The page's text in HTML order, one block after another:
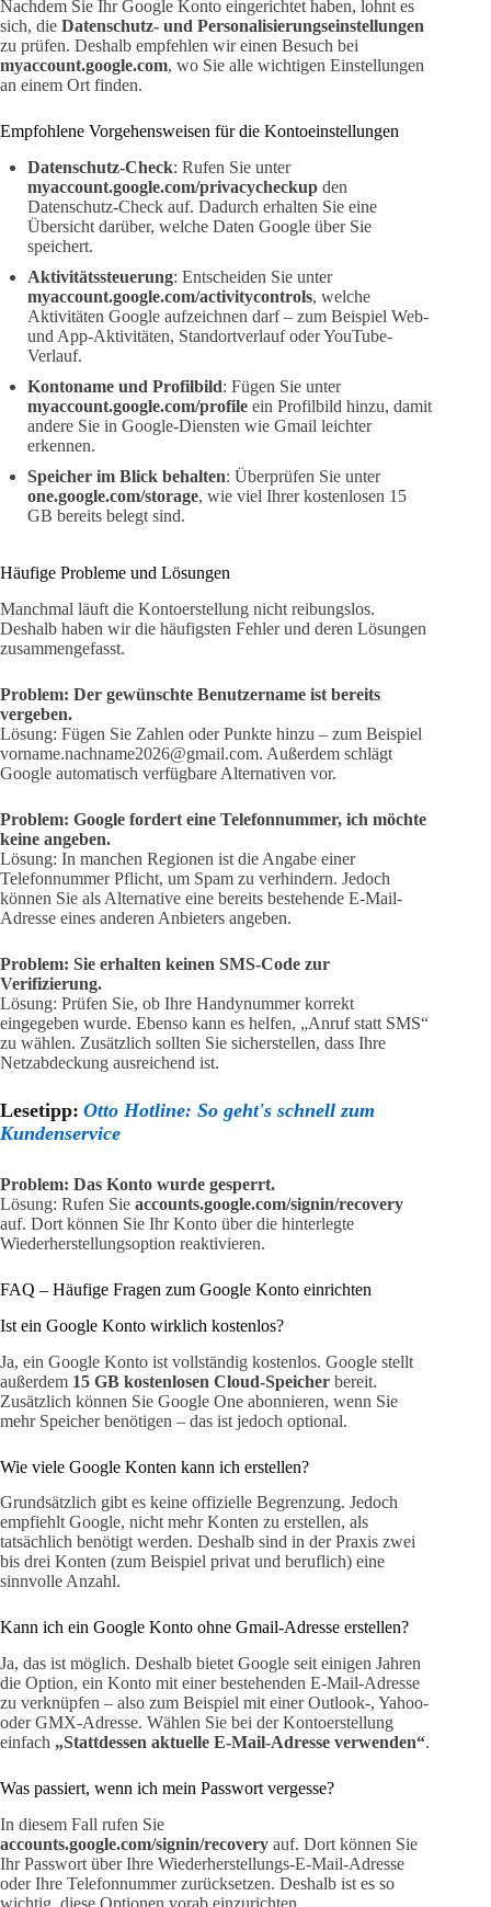
Nachdem Sie Ihr Google Konto eingerichtet haben, lohnt es
sich, die Datenschutz- und Personalisierungseinstellungen
zu prüfen. Deshalb empfehlen wir einen Besuch bei
myaccount.google.com, wo Sie alle wichtigen Einstellungen
an einem Ort finden.
Empfohlene Vorgehensweisen für die Kontoeinstellungen
Datenschutz-Check: Rufen Sie unter
myaccount.google.com/privacycheckup den
Datenschutz-Check auf. Dadurch erhalten Sie eine
Übersicht darüber, welche Daten Google über Sie
speichert.
Aktivitätssteuerung: Entscheiden Sie unter
myaccount.google.com/activitycontrols, welche
Aktivitäten Google aufzeichnen darf – zum Beispiel Web-
und App-Aktivitäten, Standortverlauf oder YouTube-
Verlauf.
Kontoname und Profilbild: Fügen Sie unter
myaccount.google.com/profile ein Profilbild hinzu, damit
andere Sie in Google-Diensten wie Gmail leichter
erkennen.
Speicher im Blick behalten: Überprüfen Sie unter
one.google.com/storage, wie viel Ihrer kostenlosen 15
GB bereits belegt sind.
Häufige Probleme und Lösungen
Manchmal läuft die Kontoerstellung nicht reibungslos.
Deshalb haben wir die häufigsten Fehler und deren Lösungen
zusammengefasst.
Problem: Der gewünschte Benutzername ist bereits
vergeben.
Lösung: Fügen Sie Zahlen oder Punkte hinzu – zum Beispiel
vorname.nachname2026@gmail.com. Außerdem schlägt
Google automatisch verfügbare Alternativen vor.
Problem: Google fordert eine Telefonnummer, ich möchte
keine angeben.
Lösung: In manchen Regionen ist die Angabe einer
Telefonnummer Pflicht, um Spam zu verhindern. Jedoch
können Sie als Alternative eine bereits bestehende E-Mail-
Adresse eines anderen Anbieters angeben.
Problem: Sie erhalten keinen SMS-Code zur
Verifizierung.
Lösung: Prüfen Sie, ob Ihre Handynummer korrekt
eingegeben wurde. Ebenso kann es helfen, „Anruf statt SMS“
zu wählen. Zusätzlich sollten Sie sicherstellen, dass Ihre
Netzabdeckung ausreichend ist.
Lesetipp: Otto Hotline: So geht's schnell zum
Kundenservice
Problem: Das Konto wurde gesperrt.
Lösung: Rufen Sie accounts.google.com/signin/recovery
auf. Dort können Sie Ihr Konto über die hinterlegte
Wiederherstellungsoption reaktivieren.
FAQ – Häufige Fragen zum Google Konto einrichten
Ist ein Google Konto wirklich kostenlos?
Ja, ein Google Konto ist vollständig kostenlos. Google stellt
außerdem 15 GB kostenlosen Cloud-Speicher bereit.
Zusätzlich können Sie Google One abonnieren, wenn Sie
mehr Speicher benötigen – das ist jedoch optional.
Wie viele Google Konten kann ich erstellen?
Grundsätzlich gibt es keine offizielle Begrenzung. Jedoch
empfiehlt Google, nicht mehr Konten zu erstellen, als
tatsächlich benötigt werden. Deshalb sind in der Praxis zwei
bis drei Konten (zum Beispiel privat und beruflich) eine
sinnvolle Anzahl.
Kann ich ein Google Konto ohne Gmail-Adresse erstellen?
Ja, das ist möglich. Deshalb bietet Google seit einigen Jahren
die Option, ein Konto mit einer bestehenden E-Mail-Adresse
zu verknüpfen – also zum Beispiel mit einer Outlook-, Yahoo-
oder GMX-Adresse. Wählen Sie bei der Kontoerstellung
einfach „Stattdessen aktuelle E-Mail-Adresse verwenden“.
Was passiert, wenn ich mein Passwort vergesse?
In diesem Fall rufen Sie
accounts.google.com/signin/recovery auf. Dort können Sie
Ihr Passwort über Ihre Wiederherstellungs-E-Mail-Adresse
oder Ihre Telefonnummer zurücksetzen. Deshalb ist es so
wichtig, diese Optionen vorab einzurichten.